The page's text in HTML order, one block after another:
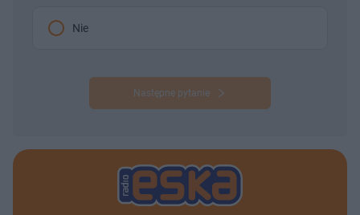
Nie
Następne pytanie